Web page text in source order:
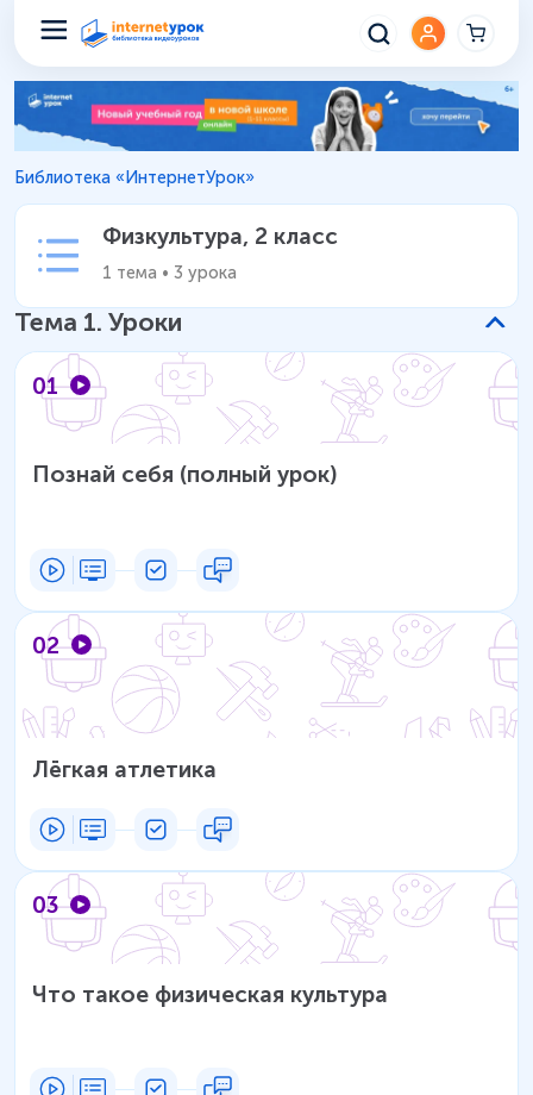
Физкультура 2 класс – Уроки
Библиотека «ИнтернетУрок»
Физкультура, 2 класс
1 тема • 3 урока
Тема 1. Уроки
01
Познай себя (полный урок)
02
Лёгкая атлетика
03
Что такое физическая культура